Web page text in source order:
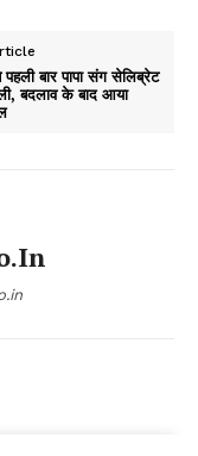
पहली बार पापा संग सेलिब्रेट
बदलाव के बाद आया